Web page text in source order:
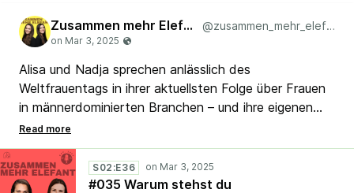
Zusammen mehr Elefant @zusammen_mehr_elefant
Alisa und Nadja sprechen anlässlich des
Weltfrauentags in ihrer aktuellsten Folge über Frauen
in männerdominierten Branchen – und ihre eigenen
Erfahrungen in Lean & Agile.
Warum ist der Frauenanteil in diesen Bereichen noch
immer so gering, und was können wir positiv dazu
beitragen, damit sich mehr Frauen für diese Berufe
S02:E36
#035 Warum stehst du